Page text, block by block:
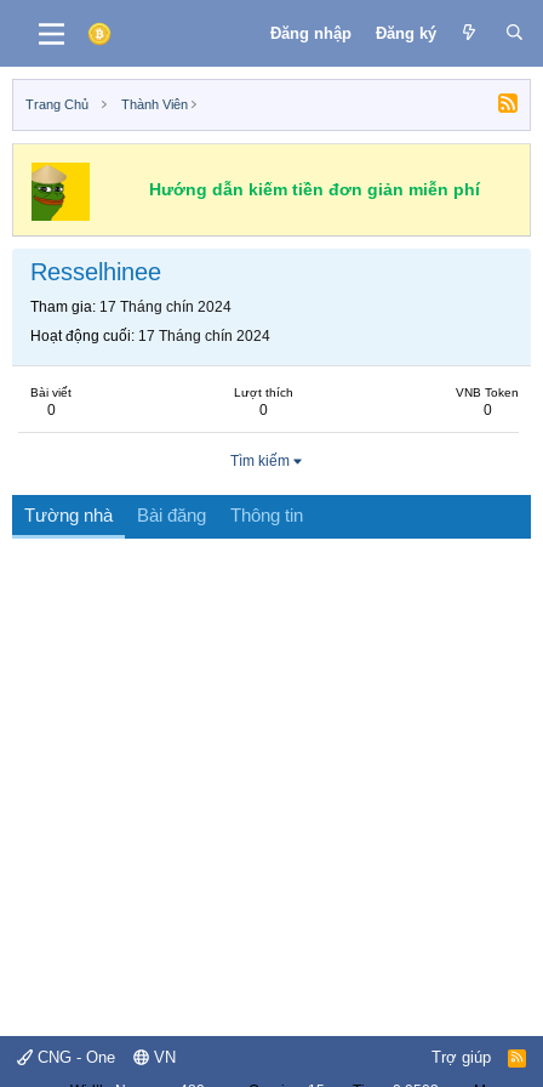
Đăng nhập Đăng ký
Trang Chủ Thành Viên
Hướng dẫn kiếm tiền đơn giản miễn phí
Resselhinee
Tham gia 17 Tháng chín 2024
Hoạt động cuối 17 Tháng chín 2024
Bài viết
0
Lượt thích
0
VNB Token
0
Tìm kiếm
Tường nhà Bài đăng Thông tin
CNG - One VN Trợ giúp
R